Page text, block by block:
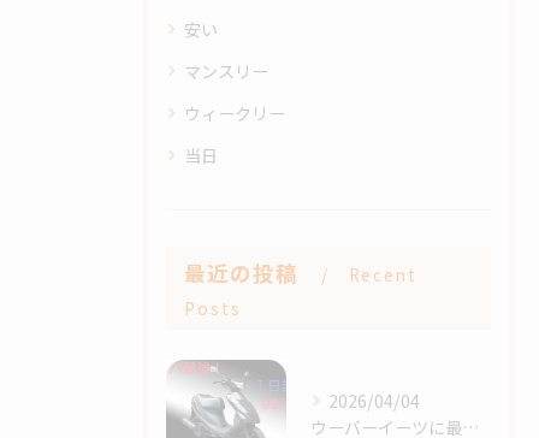
安い
マンスリー
ウィークリー
当日
最近の投稿
Recent
Posts
2026/04/04
ウーバーイーツに最適なレンタルバイク